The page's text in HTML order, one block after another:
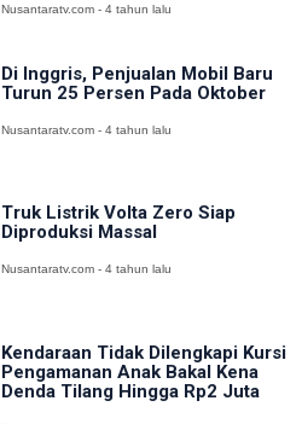
Nusantaratv.com - 4 tahun lalu
Di Inggris, Penjualan Mobil Baru
Turun 25 Persen Pada Oktober
Nusantaratv.com - 4 tahun lalu
Truk Listrik Volta Zero Siap
Diproduksi Massal
Nusantaratv.com - 4 tahun lalu
Kendaraan Tidak Dilengkapi Kursi
Pengamanan Anak Bakal Kena
Denda Tilang Hingga Rp2 Juta